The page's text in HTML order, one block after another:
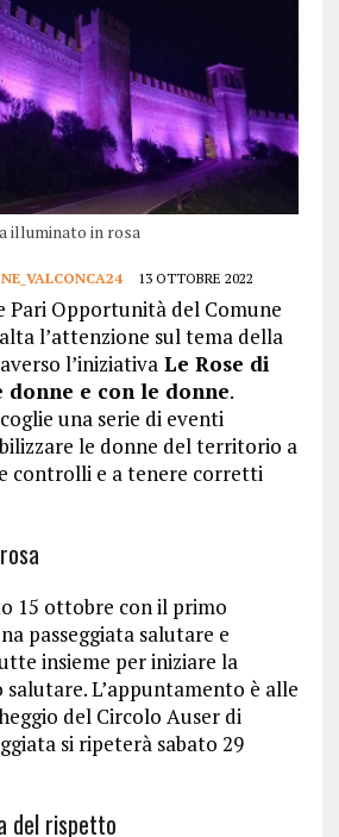
illuminato in rosa
13 OTTOBRE 2022
Pari Opportunità del Comune
l’attenzione sul tema della
l’iniziativa Le Rose di
donne e con le donne.
una serie di eventi
le donne del territorio a
controlli e a tenere corretti
15 ottobre con il primo
passeggiata salutare e
insieme per iniziare la
L’appuntamento è alle
del Circolo Auser di
si ripeterà sabato 29
del rispetto